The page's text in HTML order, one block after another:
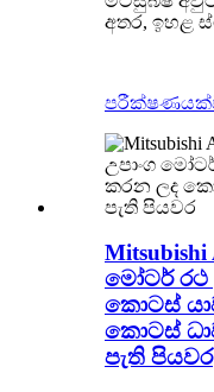
අතර, ඉහළ
පරීක්ෂණයක්
මෝටර් රථ
කොටස්
කොටස්
පැති පියවර